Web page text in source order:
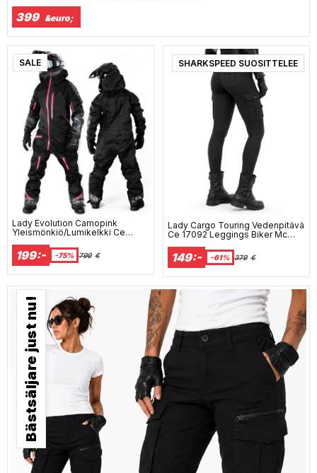
399 &euro;
SALE
Lady Evolution Camopink
Yleismönkiö/Lumikelkki Ce
199:- -75% 799 €
SHARKSPEED SUOSITTELEE
Lady Cargo Touring Vedenpitävä
Ce 17092 Leggings Biker Mc
149:- -61% 379 €
Bästsäljare just nu!